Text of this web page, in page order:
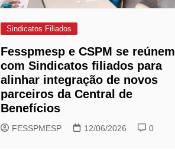
Sindicatos Filiados
Fesspmesp e CSPM se reúnem
com Sindicatos filiados para
alinhar integração de novos
parceiros da Central de
Benefícios
FESSPMESP 12/06/2026 0